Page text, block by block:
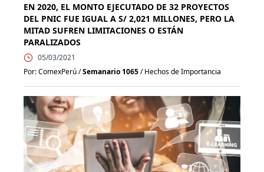
EN 2020, EL MONTO EJECUTADO DE 32 PROYECTOS
DEL PNIC FUE IGUAL A S/ 2,021 MILLONES, PERO LA
MITAD SUFREN LIMITACIONES O ESTÁN
PARALIZADOS
05/03/2021
Por: ComexPerú /Semanario 1065/ Hechos de Importancia